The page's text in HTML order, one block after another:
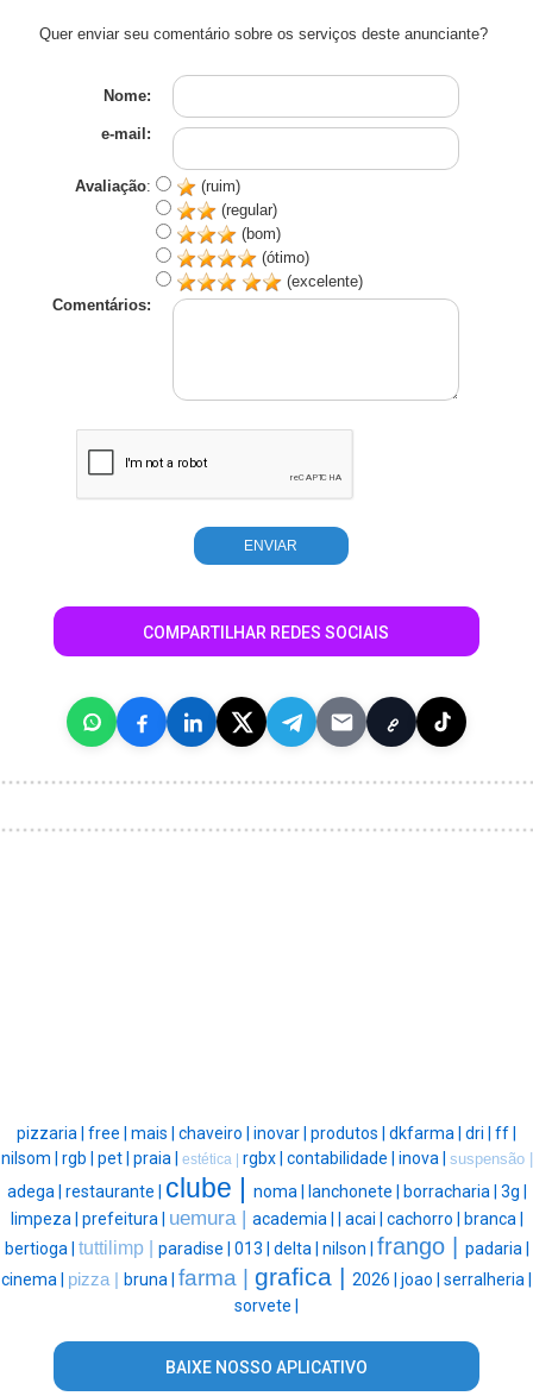
Quer enviar seu comentário sobre os serviços deste anunciante?
Nome:
e-mail:
Avaliação:
(ruim)
(regular)
(bom)
(ótimo)
(excelente)
Comentários:
COMPARTILHAR REDES SOCIAIS
pizzaria | free | mais | chaveiro | inovar | produtos | dkfarma | dri | ff |
nilsom | rgb | pet | praia | estética | rgbx | contabilidade | inova | suspensão |
adega | restaurante | clube | noma | lanchonete | borracharia | 3g |
limpeza | prefeitura | uemura | academia | acai | cachorro |
branca |
bertioga | tuttilimp | paradise | 013 | delta | nilson | frango |
padaria |
cinema | pizza | bruna | farma | grafica | 2026 | joao | serralheria |
sorvete |
BAIXE NOSSO APLICATIVO